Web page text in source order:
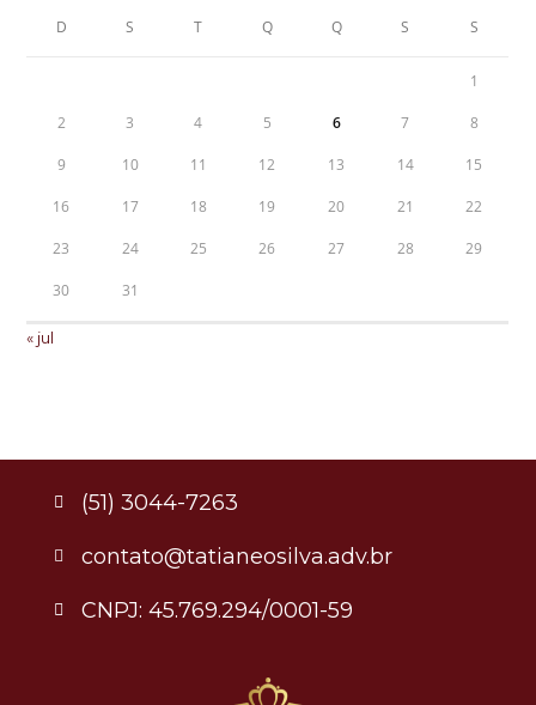
D S T Q Q S S
1
2 3 4 5 6 7 8
9 10 11 12 13 14 15
16 17 18 19 20 21 22
23 24 25 26 27 28 29
30 31
« jul
(51) 3044-7263
contato@tatianeosilva.adv.br
CNPJ: 45.769.294/0001-59